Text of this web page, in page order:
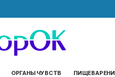
ОРГАНЫ ЧУВСТВ